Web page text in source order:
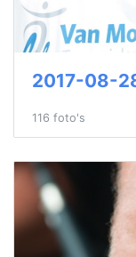
2017-08-
116 foto's